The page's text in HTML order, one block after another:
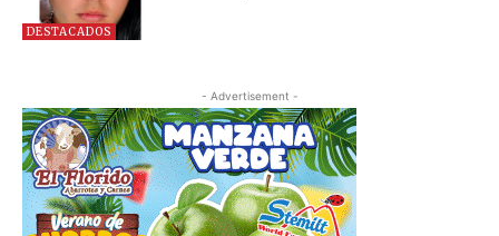
DESTACADOS
- Advertisement -